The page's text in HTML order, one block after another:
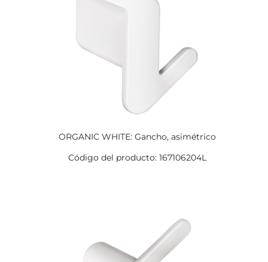
ORGANIC WHITE: Gancho, asimétrico
Código del producto: 167106204L